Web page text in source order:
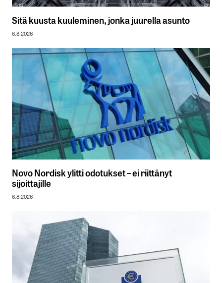
Sitä kuusta kuuleminen, jonka juurella asunto
6.8.2026
Novo Nordisk ylitti odotukset – ei riittänyt
sijoittajille
6.8.2026